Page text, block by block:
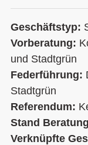
Geschäftstyp:
Vorberatung:
und Stadtgrün
Federführung:
Stadtgrün
Referendum:
Stand
Verknüpfte